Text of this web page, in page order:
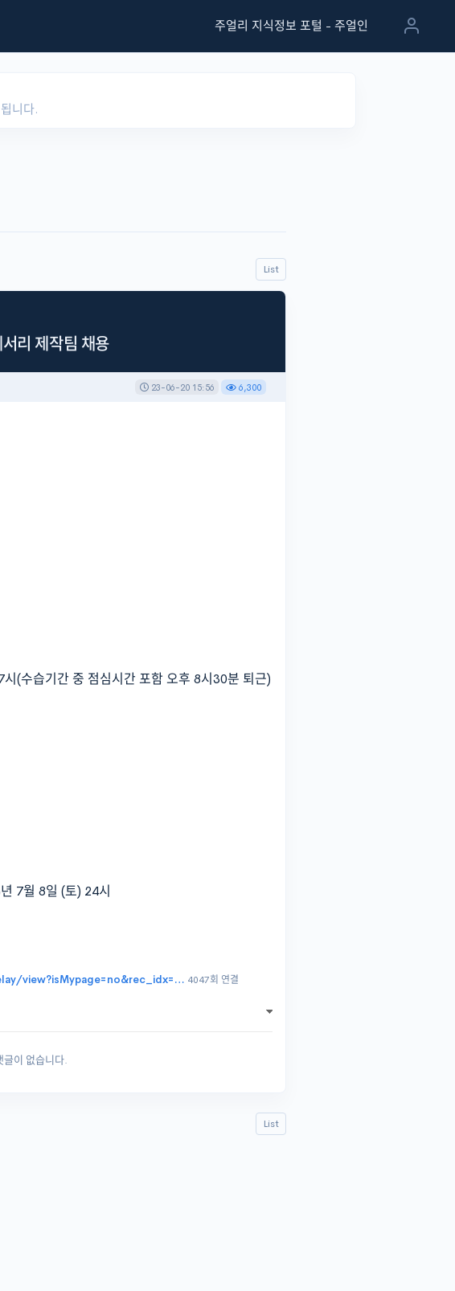
주얼리 지식정보 포털 - 주얼인
니다.
List
리 제작팀 채용
6,300
23-06-20 15:56
(수습기간 중 점심시간 포함 오후 8시30분 퇴근)
7월 8일 (토) 24시
view?isMypage=no&rec_idx=… 4047회 연결
글이 없습니다.
List